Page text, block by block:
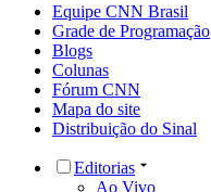
Equipe CNN Brasil
Grade de Programação
Blogs
Colunas
Fórum CNN
Mapa do site
Distribuição do Sinal
Editorias
Ao Vivo